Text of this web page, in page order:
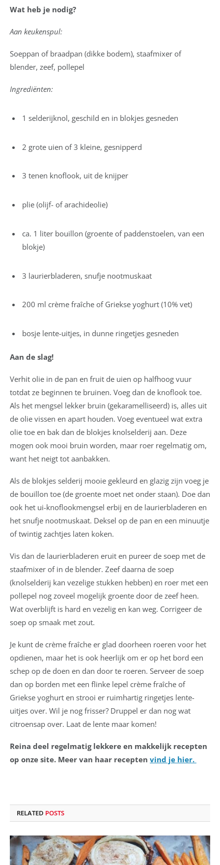
Wat heb je nodig?
Aan keukenspul:
Soeppan of braadpan (dikke bodem), staafmixer of
blender, zeef, pollepel
Ingrediënten:
1 selderijknol, geschild en in blokjes gesneden
2 grote uien of 3 kleine, gesnipperd
3 tenen knoflook, uit de knijper
plie (olijf- of arachideolie)
ca. 1 liter bouillon (groente of paddenstoelen, van een
blokje)
3 laurierbladeren, snufje nootmuskaat
200 ml crème fraîche of Griekse yoghurt (10% vet)
bosje lente-uitjes, in dunne ringetjes gesneden
Aan de slag!
Verhit olie in de pan en fruit de uien op halfhoog vuur
totdat ze beginnen te bruinen. Voeg dan de knoflook toe.
Als het mengsel lekker bruin (gekaramelliseerd) is, alles uit
de olie vissen en apart houden. Voeg eventueel wat extra
olie toe en bak dan de blokjes knolselderij aan. Deze
mogen ook mooi bruin worden, maar roer regelmatig om,
want het neigt tot aanbakken.
Als de blokjes selderij mooie gekleurd en glazig zijn voeg je
de bouillon toe (de groente moet net onder staan). Doe dan
ook het ui-knoflookmengsel erbij en de laurierbladeren en
het snufje nootmuskaat. Deksel op de pan en een minuutje
of twintig zachtjes laten koken.
Vis dan de laurierbladeren eruit en pureer de soep met de
staafmixer of in de blender. Zeef daarna de soep
(knolselderij kan vezelige stukken hebben) en roer met een
pollepel nog zoveel mogelijk groente door de zeef heen.
Wat overblijft is hard en vezelig en kan weg. Corrigeer de
soep op smaak met zout.
Je kunt de crème fraîche er glad doorheen roeren voor het
opdienen, maar het is ook heerlijk om er op het bord een
schep op de doen en dan door te roeren. Serveer de soep
dan op borden met een flinke lepel crème fraîche of
Griekse yoghurt en strooi er ruimhartig ringetjes lente-
uitjes over. Wil je nog frisser? Druppel er dan nog wat
citroensap over. Laat de lente maar komen!
Reina deel regelmatig lekkere en makkelijk recepten
op onze site. Meer van haar recepten vind je hier.
RELATED POSTS